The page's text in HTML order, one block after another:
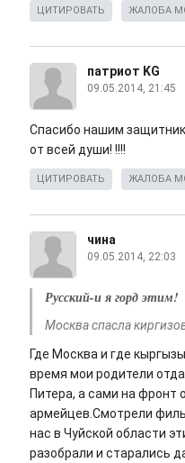
ЦИТИРОВАТЬ ЖАЛОБА
патриот KG
09.05.2014, 21:45
Спасибо нашим
от всей души! !!!!
ЦИТИРОВАТЬ ЖАЛОБА
чина
09.05.2014, 22:03
Русский-и я горд этим!
Москва спасла
Где Москва и где
время мои родители
Питера, а сами на фронт
армейцев.Смотрели
нас в Чуйской области
разобрали и старались